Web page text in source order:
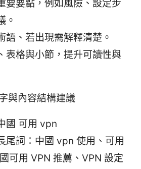
要要點，例如風險、設定步
。
語、若出現需解釋清楚。
表格與小節，提升可讀性與
與內容結構建議
國 可用 vpn
尾詞：中國 vpn 使用、可用
可用 VPN 推薦、VPN 設定